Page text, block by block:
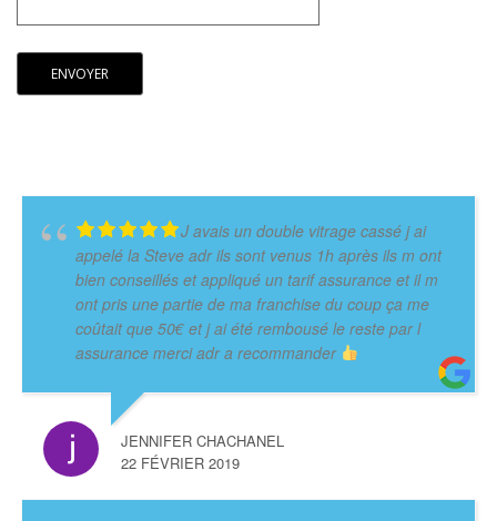
J avais un double vitrage cassé j ai
appelé la Steve adr ils sont venus 1h après ils m ont
bien conseillés et appliqué un tarif assurance et il m
ont pris une partie de ma franchise du coup ça me
coûtait que 50€ et j ai été rembousé le reste par l
assurance merci adr a recommander
JENNIFER CHACHANEL
22 FÉVRIER 2019